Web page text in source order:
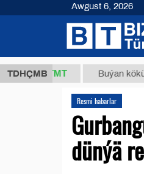
TDHÇMB
ТМТ Buýan köküniň
Resmi habarlar
dünýä
Awgust 6, 2026